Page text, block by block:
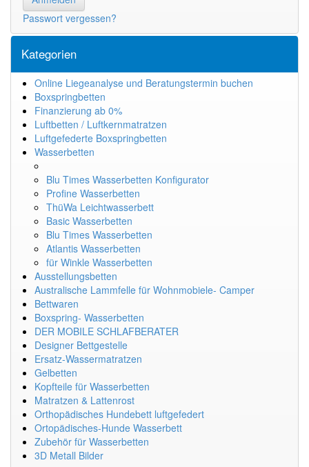
Passwort vergessen?
Kategorien
Online Liegeanalyse und Beratungstermin buchen
Boxspringbetten
Finanzierung ab 0%
Luftbetten / Luftkernmatratzen
Luftgefederte Boxspringbetten
Wasserbetten
Blu Times Wasserbetten Konfigurator
Profine Wasserbetten
ThüWa Leichtwasserbett
Basic Wasserbetten
Blu Times Wasserbetten
Atlantis Wasserbetten
für Winkle Wasserbetten
Ausstellungsbetten
Australische Lammfelle für Wohnmobiele- Camper
Bettwaren
Boxspring- Wasserbetten
DER MOBILE SCHLAFBERATER
Designer Bettgestelle
Ersatz-Wassermatratzen
Gelbetten
Kopfteile für Wasserbetten
Matratzen & Lattenrost
Orthopädisches Hundebett luftgefedert
Ortopädisches-Hunde Wasserbett
Zubehör für Wasserbetten
3D Metall Bilder